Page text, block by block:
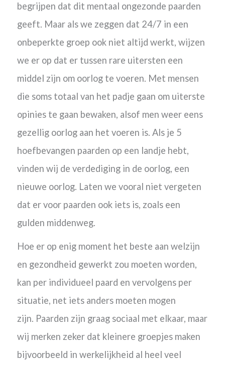
begrijpen dat dit mentaal ongezonde paarden
geeft. Maar als we zeggen dat 24/7 in een
onbeperkte groep ook niet altijd werkt, wijzen
we er op dat er tussen rare uitersten een
middel zijn om oorlog te voeren. Met mensen
die soms totaal van het padje gaan om uiterste
opinies te gaan bewaken, alsof men weer eens
gezellig oorlog aan het voeren is. Als je 5
hoefbevangen paarden op een landje hebt,
vinden wij de verdediging in de oorlog, een
nieuwe oorlog. Laten we vooral niet vergeten
dat er voor paarden ook iets is, zoals een
gulden middenweg.
Hoe er op enig moment het beste aan welzijn
en gezondheid gewerkt zou moeten worden,
kan per individueel paard en vervolgens per
situatie, net iets anders moeten mogen
zijn. Paarden zijn graag sociaal met elkaar, maar
wij merken zeker dat kleinere groepjes maken
bijvoorbeeld in werkelijkheid al heel veel